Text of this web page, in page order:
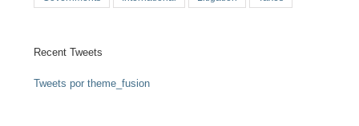
Recent Tweets
Tweets por theme_fusion